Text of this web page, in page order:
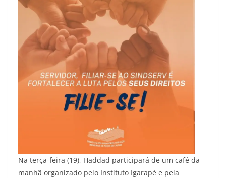
Na terça-feira (19), Haddad participará de um café da
manhã organizado pelo Instituto Igarapé e pela